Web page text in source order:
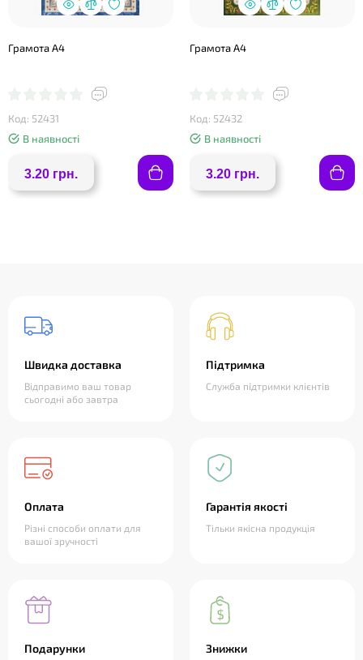
Грамота А4
Код: 52431
В наявності
3.20 грн.
Грамота А4
Код: 52432
В наявності
3.20 грн.
Швидка доставка
Відправимо ваш товар
сьогодні або завтра
Підтримка
Служба підтримки клієнтів
Оплата
Різні способи оплати для
вашої зручності
Гарантія якості
Тільки якісна продукція
Подарунки Знижки